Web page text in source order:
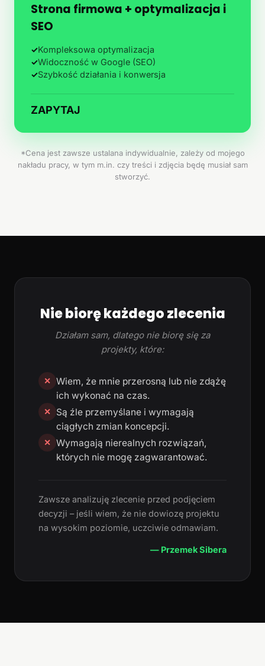
Strona firmowa + optymalizacja i
SEO
✓Kompleksowa optymalizacja
✓Widoczność w Google (SEO)
✓Szybkość działania i konwersja
ZAPYTAJ
*Cena jest zawsze ustalana indywidualnie, zależy od mojego
nakładu pracy, w tym m.in. czy treści i zdjęcia będę musiał sam
stworzyć.
Nie biorę każdego zlecenia
Działam sam, dlatego nie biorę się za
projekty, które:
✕ Wiem, że mnie przerosną lub nie zdążę
ich wykonać na czas.
✕
Są źle przemyślane i wymagają
ciągłych zmian koncepcji.
✕ Wymagają nierealnych rozwiązań,
których nie mogę zagwarantować.
Zawsze analizuję zlecenie przed podjęciem
decyzji – jeśli wiem, że nie dowiozę projektu
na wysokim poziomie, uczciwie odmawiam.
— Przemek Sibera